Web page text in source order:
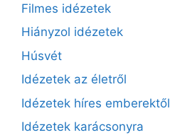
Filmes idézetek
Hiányzol idézetek
Húsvét
Idézetek az életről
Idézetek híres emberektől
Idézetek karácsonyra